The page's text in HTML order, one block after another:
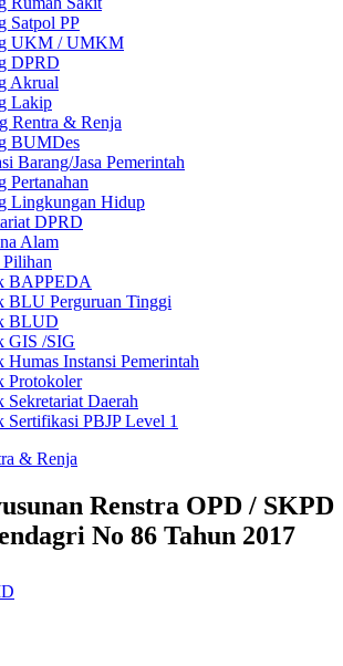
Satpol PP
UKM / UMKM
DPRD
Akrual
Lakip
Rentra & Renja
BUMDes
Barang/Jasa Pemerintah
Pertanahan
Lingkungan Hidup
DPRD
Alam
BAPPEDA
BLU Perguruan Tinggi
BLUD
GIS /SIG
Humas Instansi Pemerintah
Protokoler
Sekretariat Daerah
Sertifikasi PBJP Level 1
& Renja
Renstra OPD / SKPD
No 86 Tahun 2017